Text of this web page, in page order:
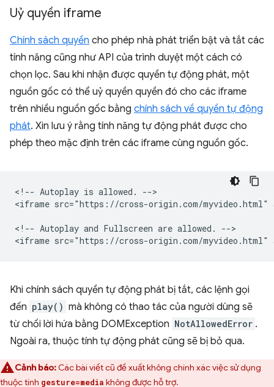
Uỷ quyền iframe
Chính sách quyền cho phép nhà phát triển bật và tắt các
tính năng cũng như API của trình duyệt một cách có
chọn lọc. Sau khi nhận được quyền tự động phát, một
nguồn gốc có thể uỷ quyền quyền đó cho các iframe
trên nhiều nguồn gốc bằng chính sách về quyền tự động
phát. Xin lưu ý rằng tính năng tự động phát được cho
phép theo mặc định trên các iframe cùng nguồn gốc.
<!-- Autoplay is allowed. -->
<iframe src="https://cross-origin.com/myvideo.html"
<!-- Autoplay and Fullscreen are allowed. -->
Khi chính sách quyền tự động phát bị tắt, các lệnh gọi
đến play() mà không có thao tác của người dùng sẽ
từ chối lời hứa bằng DOMException NotAllowedError .
Ngoài ra, thuộc tính tự động phát cũng sẽ bị bỏ qua.
Cảnh báo:Các bài viết cũ đề xuất không chính xác việc sử dụng
thuộc tính gesture=media không được hỗ trợ.